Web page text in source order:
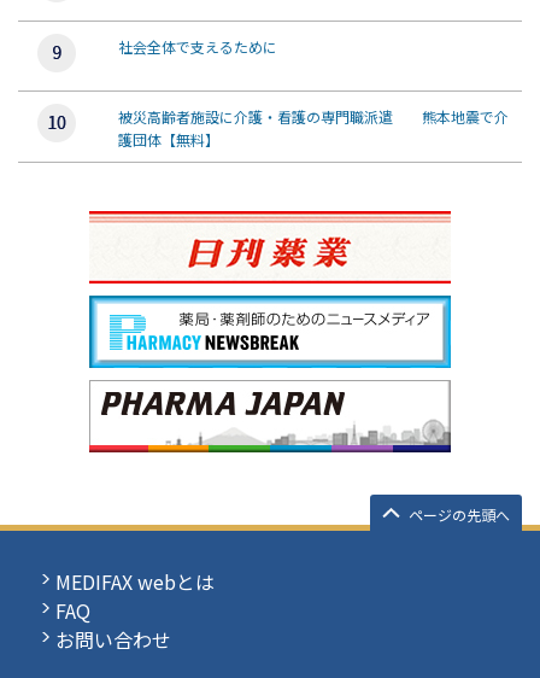
社会全体で支えるために
被災高齢者施設に介護・看護の専門職派遣 熊本地震で介
護団体【無料】
ページの先頭へ
MEDIFAX webとは
FAQ
お問い合わせ